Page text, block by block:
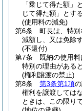
「乗じて得た額」
じて得た額」とする
(使用料の減免)
第6条
町長は、特
減額し、又は免除
(不還付)
第7条
既納の使用料
特別の理由がある
(権利譲渡の禁止)
第8条
第3条第1項
権利を譲渡しては
ときは、この限り